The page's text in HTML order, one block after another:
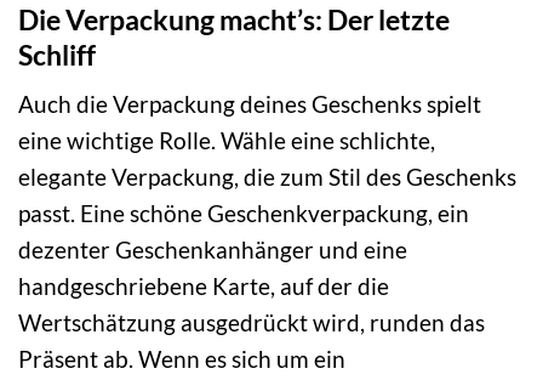
Die Verpackung macht’s: Der letzte
Schliff
Auch die Verpackung deines Geschenks spielt
eine wichtige Rolle. Wähle eine schlichte,
elegante Verpackung, die zum Stil des Geschenks
passt. Eine schöne Geschenkverpackung, ein
dezenter Geschenkanhänger und eine
handgeschriebene Karte, auf der die
Wertschätzung ausgedrückt wird, runden das
Präsent ab. Wenn es sich um ein